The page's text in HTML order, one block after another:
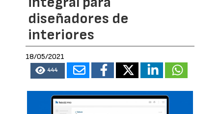
diseñadores de
interiores
18/05/2021
444